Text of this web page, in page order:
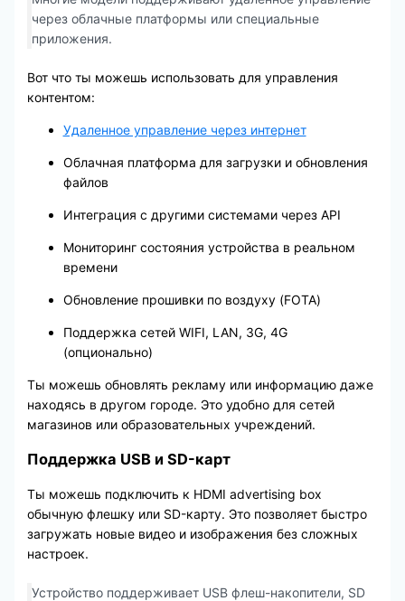
через облачные платформы или специальные
приложения.
Вот что ты можешь использовать для управления
контентом:
Удаленное управление через интернет
Облачная платформа для загрузки и обновления
файлов
Интеграция с другими системами через API
Мониторинг состояния устройства в реальном
времени
Обновление прошивки по воздуху (FOTA)
Поддержка сетей WIFI, LAN, 3G, 4G
(опционально)
Ты можешь обновлять рекламу или информацию даже
находясь в другом городе. Это удобно для сетей
магазинов или образовательных учреждений.
Поддержка USB и SD-карт
Ты можешь подключить к HDMI advertising box
обычную флешку или SD-карту. Это позволяет быстро
загружать новые видео и изображения без сложных
настроек.
Устройство поддерживает USB флеш-накопители, SD